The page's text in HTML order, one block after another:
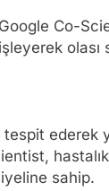
Co-
olası
tespit ederek
sahip.